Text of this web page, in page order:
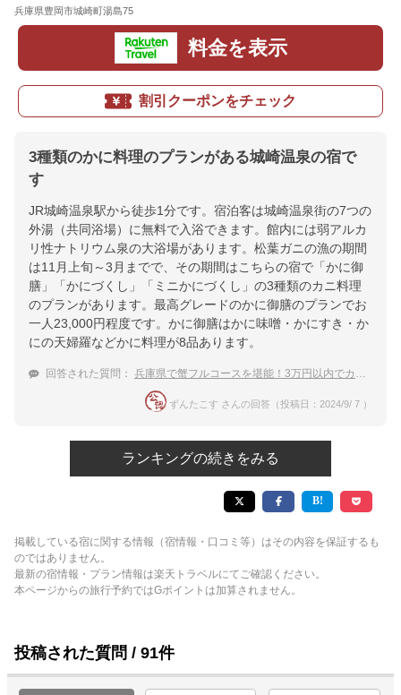
兵庫県豊岡市城崎町湯島75
料金を表示
割引クーポンをチェック
3種類のかに料理のプランがある城崎温泉の宿で
す
JR城崎温泉駅から徒歩1分です。宿泊客は城崎温泉街の7つの
外湯（共同浴場）に無料で入浴できます。館内には弱アルカ
リ性ナトリウム泉の大浴場があります。松葉ガニの漁の期間
は11月上旬～3月までで、その期間はこちらの宿で「かに御
膳」「かにづくし」「ミニかにづくし」の3種類のカニ料理
のプランがあります。最高グレードのかに御膳のプランでお
一人23,000円程度です。かに御膳はかに味噌・かにすき・か
にの天婦羅などかに料理が8品あります。
回答された質問： 兵庫県で蟹フルコースを堪能！3万円以内でカニが安い温泉宿おすすめは？
ずんたこす さんの回答（投稿日：2024/9/ 7 ）
ランキングの続きをみる
掲載している宿に関する情報（宿情報・口コミ等）はその内容を保証するも
のではありません。
最新の宿情報・プラン情報は楽天トラベルにてご確認ください。
本ページからの旅行予約ではGポイントは加算されません。
投稿された質問 / 91件